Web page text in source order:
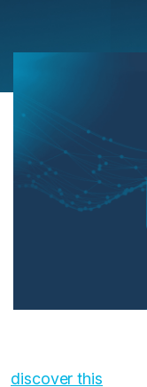
discover this